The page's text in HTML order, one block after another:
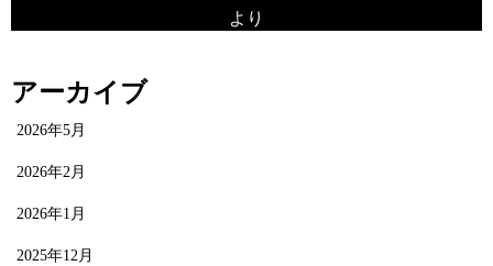
より
アーカイブ
2026年5月
2026年2月
2026年1月
2025年12月